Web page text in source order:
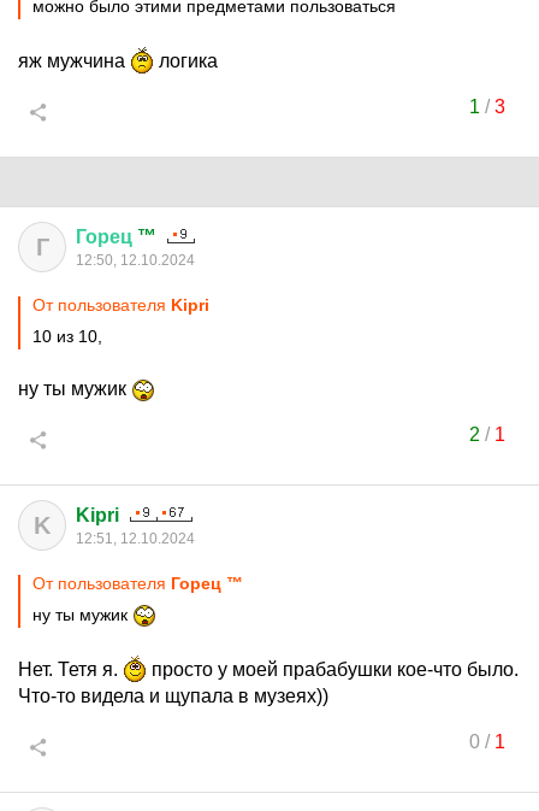
можно было этими предметами пользоваться
яж мужчина логика
1 /3
Г Горец ™
12:50, 12.10.2024
От пользователя Kipri
10 из 10,
ну ты мужик
2 / 1
K Kipri
12:51, 12.10.2024
От пользователя Горец ™
ну ты мужик
Нет. Тетя я.
просто у моей прабабушки кое-что было.
Что-то видела и щупала в музеях))
0/ 1